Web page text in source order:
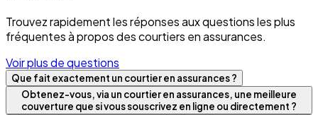
Trouvez rapidement les réponses aux questions les plus
fréquentes à propos des courtiers en assurances.
Voir plus de questions
Que fait exactement un courtier en assurances ?
Obtenez-vous, via un courtier en assurances, une meilleure
couverture que si vous souscrivez en ligne ou directement ?